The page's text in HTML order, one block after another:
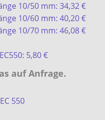
10/50 mm: 34,32 €
10/60 mm: 40,20 €
10/70 mm: 46,08 €
5,80 €
auf Anfrage.
550